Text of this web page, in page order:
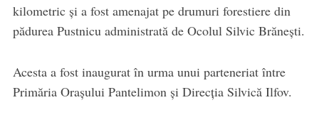
kilometric și a fost amenajat pe drumuri forestiere din
pădurea Pustnicu administrată de Ocolul Silvic Brănești.
Acesta a fost inaugurat în urma unui parteneriat între
Primăria Orașului Pantelimon și Direcția Silvică Ilfov.